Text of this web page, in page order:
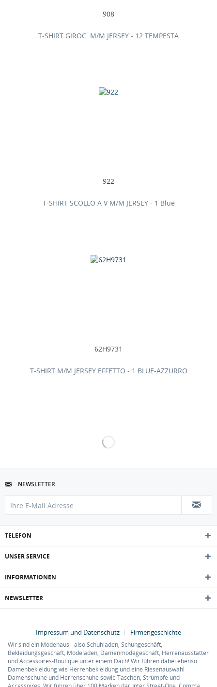
908
T-SHIRT GIROC. M/M JERSEY - 12 TEMPESTA
922
T-SHIRT SCOLLO A V M/M JERSEY - 1 Blue
62H9731
T-SHIRT M/M JERSEY EFFETTO - 1 BLUE-AZZURRO
NEWSLETTER
TELEFON
UNSER SERVICE
INFORMATIONEN
NEWSLETTER
Impressum und Datenschutz Firmengeschichte
Wir sind ein Modehaus - also Schuhladen, Schuhgeschäft,
Bekleidungsgeschäft, Modeladen, Damenmodegeschäft, Herrenausstatter
und Accessoires-Boutique unter einem Dach! Wir führen dabei ebenso
Damenbekleidung wie Herrenbekleidung und eine Riesenauswahl
Damenschuhe und Herrenschuhe sowie Taschen, Strümpfe und